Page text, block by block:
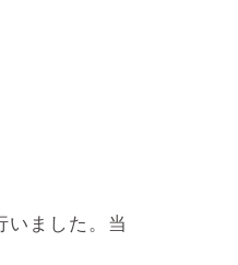
いました。当